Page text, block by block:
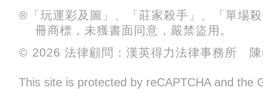
®「玩運彩及圖」、「莊家殺手」、「單場
冊商標，未獲書面同意，嚴禁盜用。
© 2026 法律顧問：漢英得力法律事務所 陳
This site is protected by reCAPTCHA and the